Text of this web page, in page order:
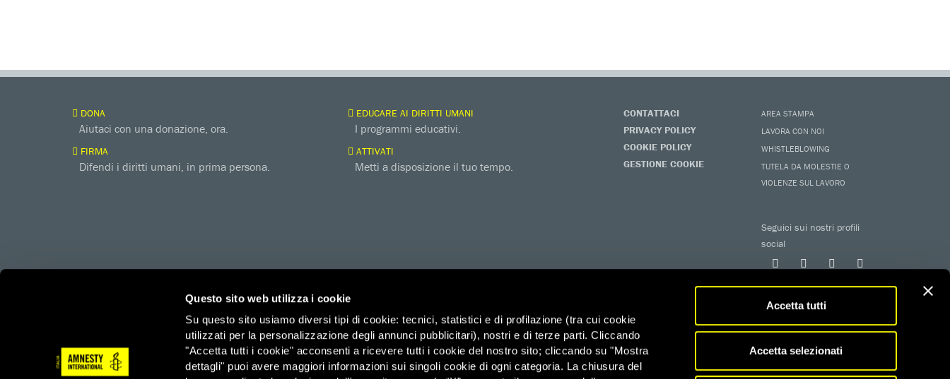
Questo sito web utilizza i cookie
Su questo sito usiamo diversi tipi di cookie: tecnici, statistici e di profilazione (tra cui cookie
utilizzati per la personalizzazione degli annunci pubblicitari), nostri e di terze parti. Cliccando
"Accetta tutti i cookie" acconsenti a ricevere tutti i cookie del nostro sito; cliccando su "Mostra
dettagli" puoi avere maggiori informazioni sui singoli cookie di ogni categoria. La chiusura del
Accetta tutti
Accetta selezionati
DONA
Aiutaci con una donazione, ora.
FIRMA
Difendi i diritti umani, in prima persona.
EDUCARE AI DIRITTI UMANI
I programmi educativi.
ATTIVATI
Metti a disposizione il tuo tempo.
CONTATTACI
PRIVACY POLICY
COOKIE POLICY
GESTIONE COOKIE
AREA STAMPA
LAVORA CON NOI
WHISTLEBLOWING
TUTELA DA MOLESTIE O
VIOLENZE SUL LAVORO
Seguici sui nostri profili
social
amnesty.org